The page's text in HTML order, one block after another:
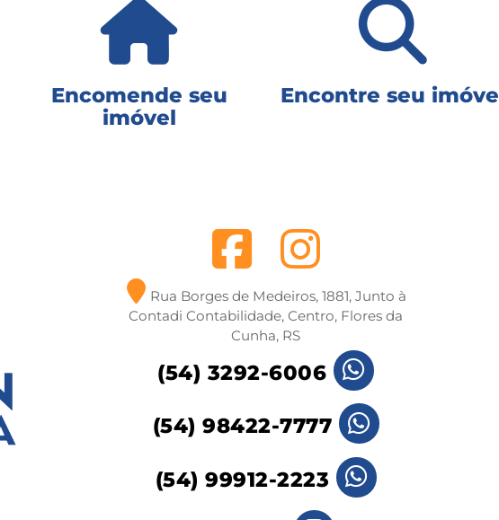
Encomende seu
imóvel
Encontre seu
Rua Borges de Medeiros, 1881, Junto à
Contadi Contabilidade, Centro, Flores da
Cunha, RS
(54) 3292-6006
(54) 98422-7777
(54) 99912-2223